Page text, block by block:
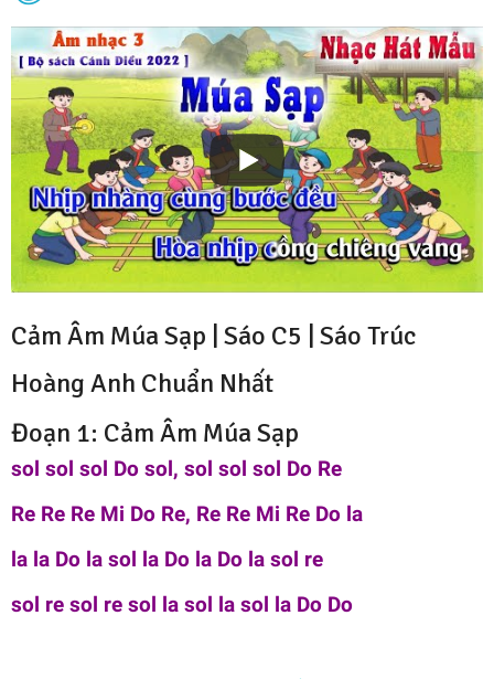
Cảm Âm Múa Sạp | Sáo C5 Sáo Trúc
Hoàng Anh Chuẩn Nhất
Đoạn 1: Cảm Âm Múa Sạp
sol sol sol Do sol, sol sol sol Do Re
Re Re Re Mi Do Re, Re Re Mi Re Do la
la la Do la sol la Do la Do la sol re
sol re sol re sol la sol la sol la Do Do